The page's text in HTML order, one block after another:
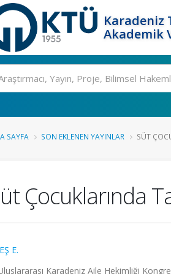
Karadeniz
Akademik
SAYFA SON EKLENEN YAYINLAR SÜT
Çocuklarında
E.
Karadeniz Aile Hekimliği